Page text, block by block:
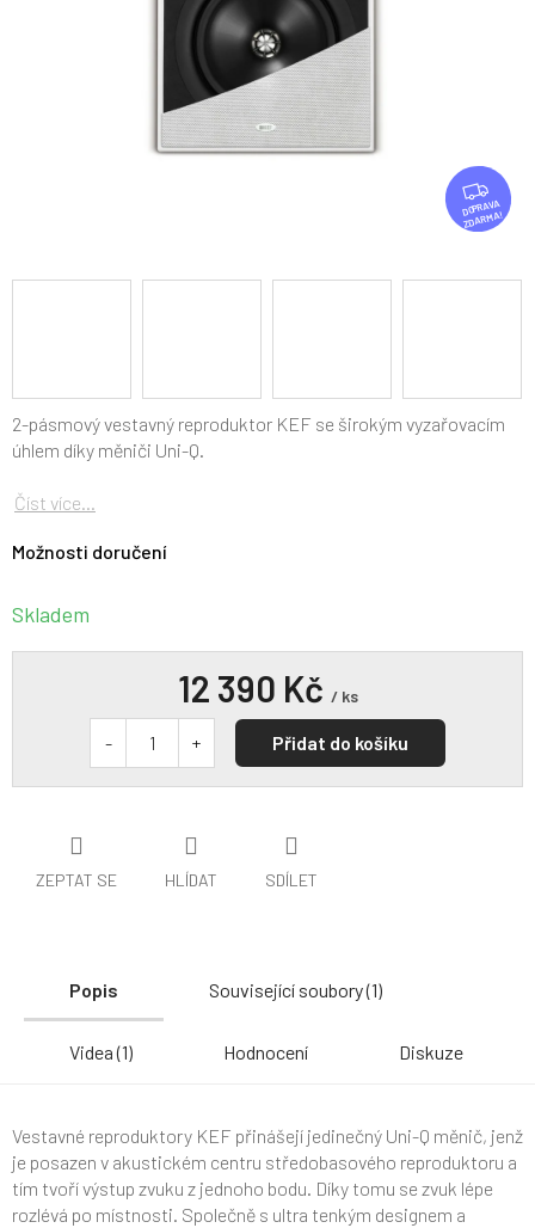
Z
D
A
M
ZDARMA
Skladem
Možnosti doručení
2-pásmový vestavný reproduktor KEF se širokým vyzařovacím
úhlem díky měniči Uni-Q.
Číst více...
ZEPTAT SE HLÍDAT SDÍLET
12 390 Kč / ks
Přidat do košíku
Popis Související soubory (1)
Videa (1) Hodnocení Diskuze
Vestavné reproduktory KEF přinášejí jedinečný Uni-Q měnič, jenž
je posazen v akustickém centru středobasového reproduktoru a
tím tvoří výstup zvuku z jednoho bodu. Díky tomu se zvuk lépe
rozlévá po místnosti. Společně s ultra tenkým designem a